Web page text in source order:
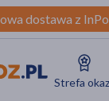
dostawa z
Strefa